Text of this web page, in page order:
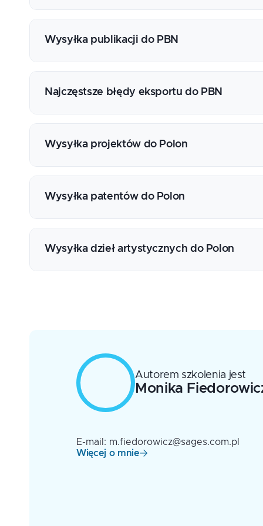
Ewaluacji
Monitorowanie oświadczenia 3 (kontrola
Wysyłka publikacji do PBN
Import publikacji do PBN
Najczęstsze błędy eksportu do PBN
Najważniejsze błędy, jakie możemy
Wysyłka projektów do Polon
Kluczowe ustawienia w systemie
Eksport projektów do Polon
Wysyłka patentów do Polon
Wysyłka dzieł artystycznych do Polon
Autorem szkolenia jest
Monika
E-mail: m.fiedorowicz@sages.com.pl
Więcej o mnie